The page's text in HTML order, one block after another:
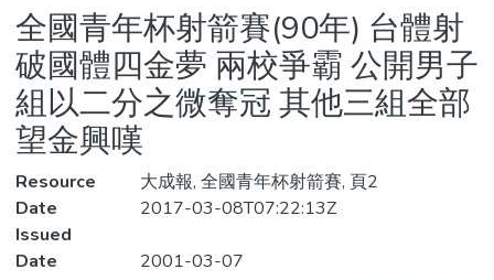
Statistics
全國青年杯射箭賽(90年) 台體射
破國體四金夢 兩校爭霸 公開男子
組以二分之微奪冠 其他三組全部
望金興嘆
Resource
大成報, 全國青年杯射箭賽, 頁2
Date
Issued
2017-03-08T07:22:13Z
Date
2001-03-07